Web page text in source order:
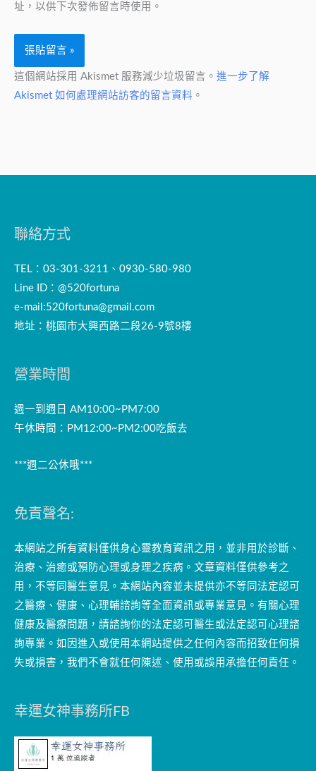
址，以供下次發佈留言時使用。
這個網站採用 Akismet 服務減少垃圾留言。 進一步了解
Akismet 如何處理網站訪客的留言資料 。
聯絡方式
TEL：03-301-3211、0930-580-980
Line ID：@520fortuna
e-mail:520fortuna@gmail.com
地址：桃園市大興西路二段26-9號8樓
營業時間
週一到週日 AM10:00~PM7:00
午休時間：PM12:00~PM2:00吃飯去
***週二公休哦***
免責聲名:
本網站之所有資料僅供身心靈教育資訊之用，並非用於診斷、
治療、治癒或預防心理或身理之疾病。文章資料僅供參考之
用，不等同醫生意見。本網站內容並未提供亦不等同法定認可
之醫療、健康、心理輔諮詢等全面資訊或專業意見。有關心理
健康及醫療問題，請諮詢你的法定認可醫生或法定認可心理諮
詢專業。如因進入或使用本網站提供之任何內容而招致任何損
失或損害，我們不會就任何陳述、使用或誤用承擔任何責任。
幸運女神事務所FB